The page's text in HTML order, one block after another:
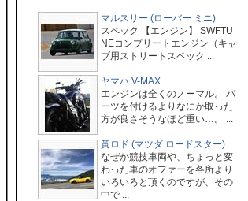
マルスリー (ローバー ミニ)
スペック 【エンジン】 SWFTU
NEコンプリートエンジン（キャ
ブ用ストリートスペック ...
ヤマハ V-MAX
エンジンは全くのノーマル。 パ
ーツを付けるよりなにか取った
方が良さそうなほど重い…。 ...
黃ロド (マツダ ロードスター)
なぜか競技車両や、ちょっと変
わった車のオファーを各所より
いろいろと頂くのですが、その
中で ...